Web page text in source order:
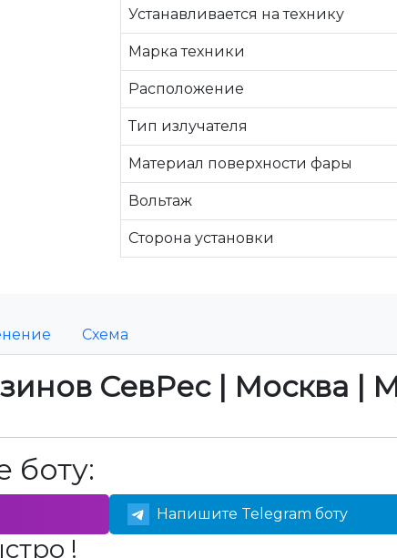
Устанавливается на технику
Марка техники
Расположение
Тип излучателя
Материал поверхности фары
Вольтаж
Сторона установки
Схема
СевРес | Москва |
боту:
Напишите Telegram боту
!